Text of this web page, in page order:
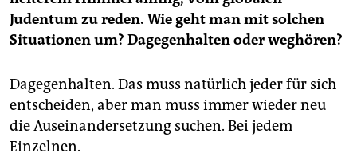
Judentum zu reden. Wie geht man mit solchen
Situationen um? Dagegenhalten oder weghören?
Dagegenhalten. Das muss natürlich jeder für sich
entscheiden, aber man muss immer wieder neu
die Auseinandersetzung suchen. Bei jedem
Einzelnen.